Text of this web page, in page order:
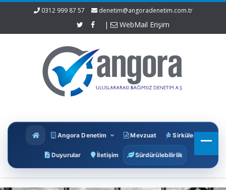
0312 999 87 57 denetim@angoradenetim.com.tr
| WebMail Erişim
Angora Denetim Mevzuat Sirküler
Duyurular İletişim Sürdürülebilirlik